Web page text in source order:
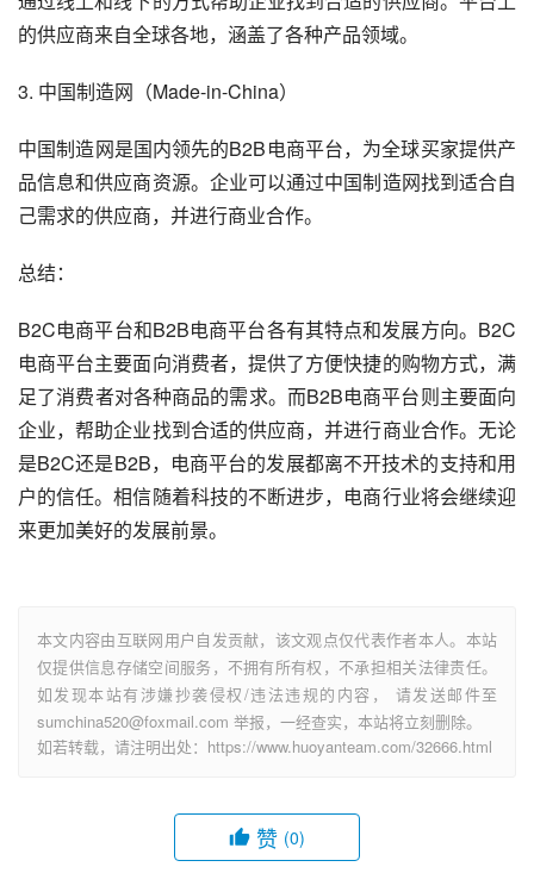
的供应商来自全球各地，涵盖了各种产品领域。
3. 中国制造网（Made-in-China）
中国制造网是国内领先的B2B电商平台，为全球买家提供产
品信息和供应商资源。企业可以通过中国制造网找到适合自
己需求的供应商，并进行商业合作。
总结：
B2C电商平台和B2B电商平台各有其特点和发展方向。B2C
电商平台主要面向消费者，提供了方便快捷的购物方式，满
足了消费者对各种商品的需求。而B2B电商平台则主要面向
企业，帮助企业找到合适的供应商，并进行商业合作。无论
是B2C还是B2B，电商平台的发展都离不开技术的支持和用
户的信任。相信随着科技的不断进步，电商行业将会继续迎
来更加美好的发展前景。
本文内容由互联网用户自发贡献，该文观点仅代表作者本人。本站
仅提供信息存储空间服务，不拥有所有权，不承担相关法律责任。
如发现本站有涉嫌抄袭侵权/违法违规的内容， 请发送邮件至
sumchina520@foxmail.com 举报，一经查实，本站将立刻删除。
如若转载，请注明出处：https://www.huoyanteam.com/32666.html
赞 (0)